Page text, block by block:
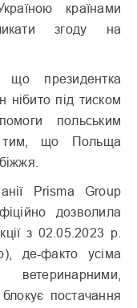
країнами
згоду на
президентка
нібито під тиском
польським
тим, що Польща
Prisma Group
дозволила
з 02.05.2023 р.
де-факто усіма
постачання